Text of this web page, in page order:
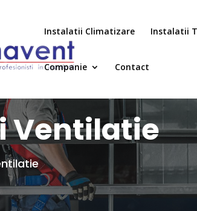
Instalatii Climatizare Instalatii
Companie Contact
Ventilatie